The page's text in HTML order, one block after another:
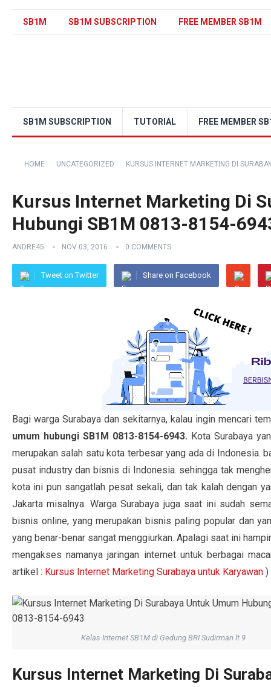
SB1M SB1M SUBSCRIPTION FREE MEMBER SB1M
SB1M SUBSCRIPTION TUTORIAL FREE MEMBER
HOME UNCATEGORIZED KURSUS INTERNET MARKETING DI
Kursus Internet Marketing Di
Hubungi SB1M 0813-8154-
ANDRE45 NOV 03, 2016 0 COMMENTS
Tweet on Twitter Share on Facebook
Bagi warga Surabaya dan sekitarnya, kalau ingin mencari
umum hubungi SB1M 0813-8154-6943. Kota Surabaya
merupakan salah satu kota terbesar yang ada di Indonesia.
pusat industry dan bisnis di Indonesia. sehingga tak
kota ini pun sangatlah pesat sekali, dan tak kalah dengan
Jakarta misalnya. Warga Surabaya juga saat ini sudah
bisnis online, yang merupakan bisnis paling popular dan
yang benar-benar sangat menggiurkan. Apalagi saat ini
mengakses namanya jaringan internet untuk berbagai
artikel : Kursus Internet Marketing Surabaya untuk Karyawan )
Kelas Internet SB1M di Gedung BRI Sudirman lt 9
Kursus Internet Marketing Di